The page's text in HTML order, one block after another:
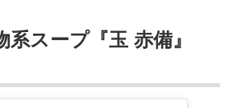
スープ『玉 赤備』